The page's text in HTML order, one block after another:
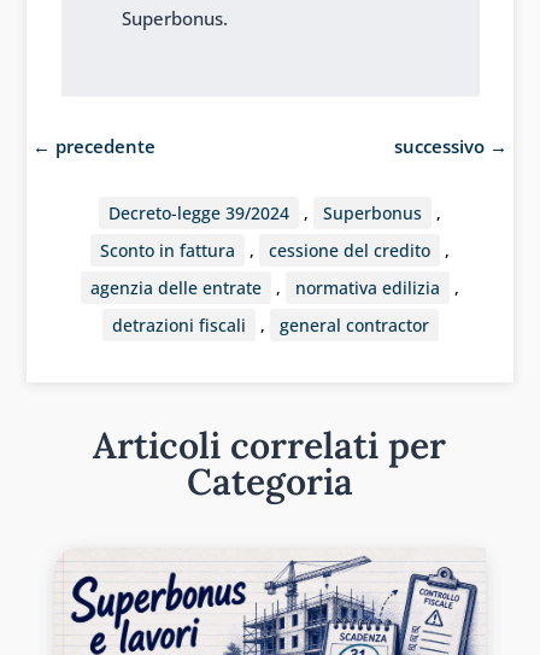
Superbonus.
← precedente successivo →
Decreto-legge 39/2024 , Superbonus
,
Sconto in fattura
, cessione del credito
,
agenzia delle entrate
, normativa edilizia
,
detrazioni fiscali
, general contractor
Articoli correlati per
Categoria